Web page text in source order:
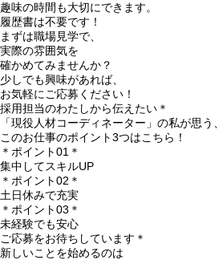
趣味の時間も大切にできます。
履歴書は不要です！
まずは職場見学で、
実際の雰囲気を
確かめてみませんか？
少しでも興味があれば、
お気軽にご応募ください！
採用担当のわたしから伝えたい＊
「現役人材コーディネーター」の私が思う、
このお仕事のポイント3つはこちら！
＊ポイント01＊
集中してスキルUP
＊ポイント02＊
土日休みで充実
＊ポイント03＊
未経験でも安心
ご応募をお待ちしています＊
新しいことを始めるのは